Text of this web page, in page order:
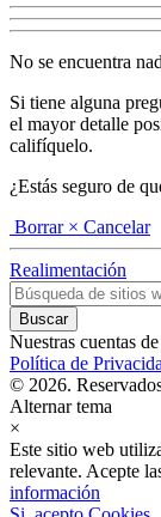
No se encuentra
Si tiene alguna
el mayor detalle
califíquelo.
¿Estás seguro de
Borrar × Cancelar
Realimentación
Nuestras cuentas
Política de
© 2026.
Alternar tema
×
Este sitio web
relevante. Acepte
información